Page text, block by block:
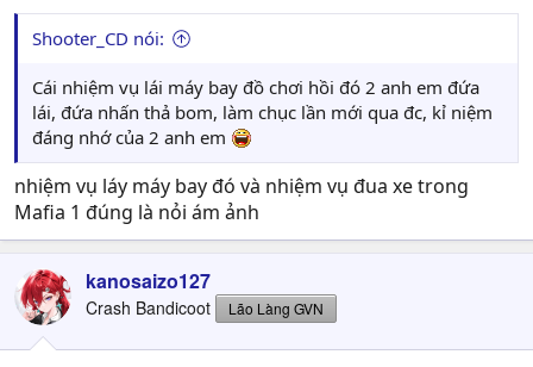
Shooter_CD nói:
Cái nhiệm vụ lái máy bay đồ chơi hồi đó 2 anh em đứa
lái, đứa nhấn thả bom, làm chục lần mới qua đc, kỉ niệm
đáng nhớ của 2 anh em
nhiệm vụ láy máy bay đó và nhiệm vụ đua xe trong
Mafia 1 đúng là nỏi ám ảnh
kanosaizo127
Crash Bandicoot Lão Làng GVN